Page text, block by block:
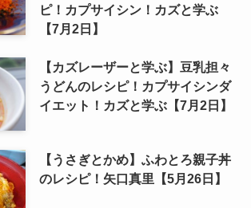
ピ！カプサイシン！カズと学ぶ
【7月2日】
【カズレーザーと学ぶ】豆乳担々
うどんのレシピ！カプサイシンダ
イエット！カズと学ぶ【7月2日】
【うさぎとかめ】ふわとろ親子丼
のレシピ！矢口真里【5月26日】